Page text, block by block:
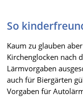
So
Kaum zu glauben
Kirchenglocken nach
Lärmvorgaben
auch für Biergärten
Vorgaben für